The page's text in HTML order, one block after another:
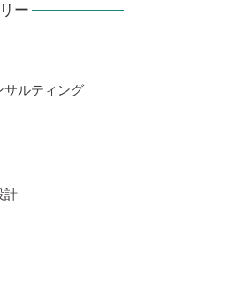
ー
サルティング
計